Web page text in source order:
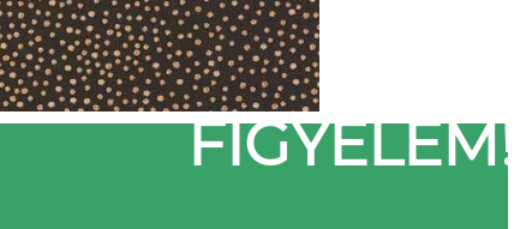
FIGYELEM!